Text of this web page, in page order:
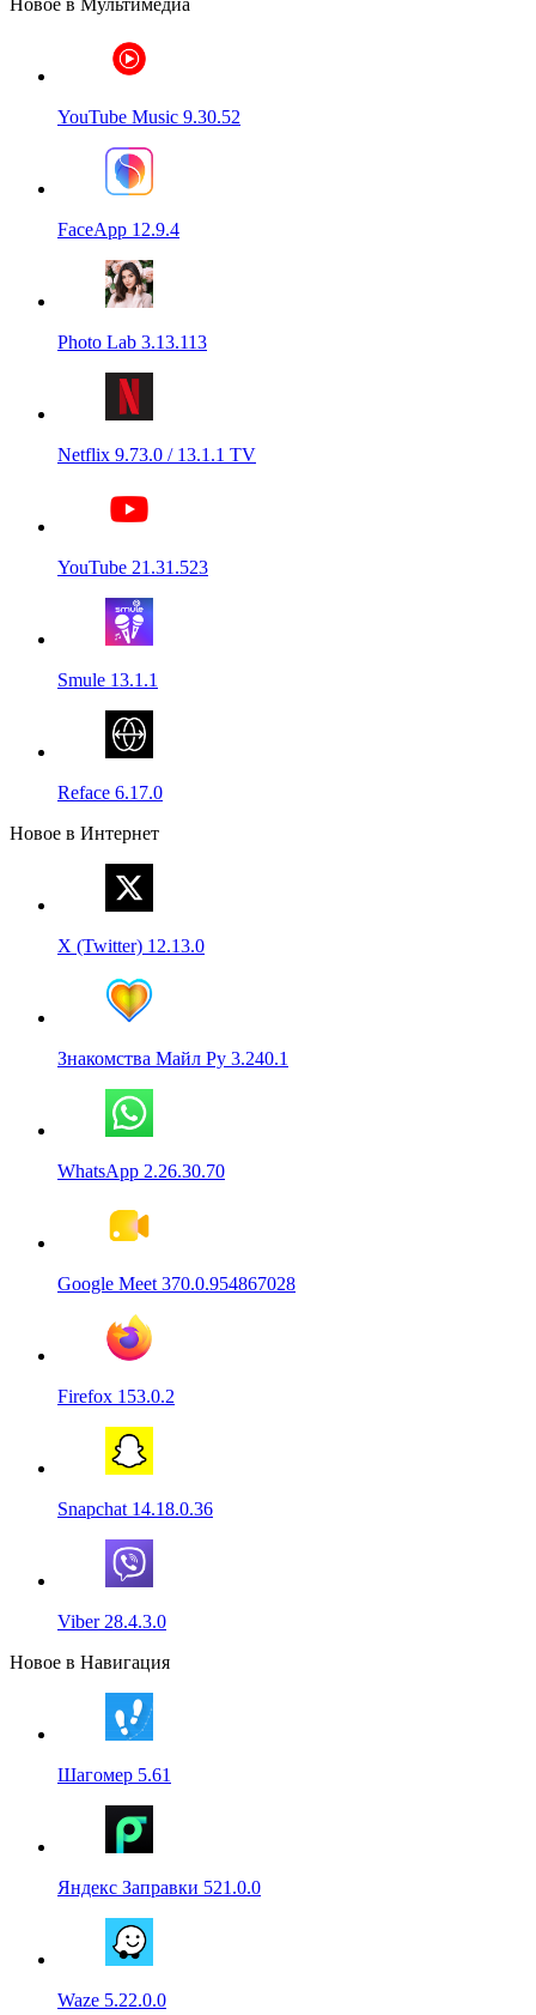
YouTube Music 9.30.52
FaceApp 12.9.4
Photo Lab 3.13.113
Netflix 9.73.0 / 13.1.1 TV
YouTube 21.31.523
Smule 13.1.1
Reface 6.17.0
Новое в Интернет
X (Twitter) 12.13.0
Знакомства Майл Ру 3.240.1
WhatsApp 2.26.30.70
Google Meet 370.0.954867028
Firefox 153.0.2
Snapchat 14.18.0.36
Viber 28.4.3.0
Новое в Навигация
Шагомер 5.61
Яндекс Заправки 521.0.0
Waze 5.22.0.0